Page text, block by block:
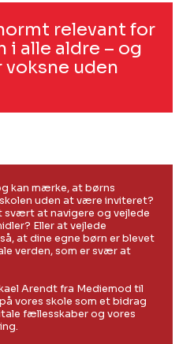
relevant for
i alle aldre – og
uden
kan mærke, at børns
uden at være inviteret?
svært at navigere og vejlede
Eller at vejlede
at dine egne børn er blevet
verden, som er svær at
Arendt fra Mediemod til
vores skole som et bidrag
fællesskaber og vores